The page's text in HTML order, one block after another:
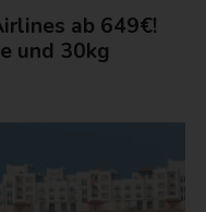
ab 649€!
und 30kg